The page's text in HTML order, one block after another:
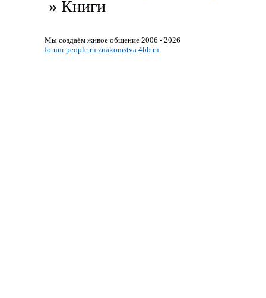
» Книги
Мы создаём живое общение 2006 - 2026
forum-people.ru znakomstva.4bb.ru